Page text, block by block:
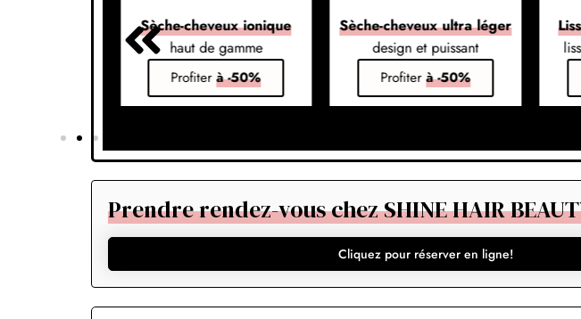
Sèche-cheveux ionique
haut de gamme
Profiterà -50%
Sèche-cheveux ultra léger
design et puissant
Profiterà -50%
Prendre rendez-vous chez SHINE HAIR
Cliquez pour réserver en ligne!